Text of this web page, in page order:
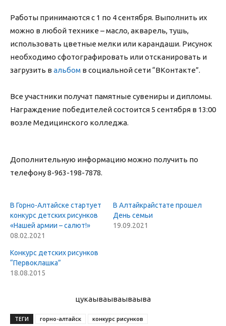
Работы принимаются с 1 по 4 сентября. Выполнить их
можно в любой технике – масло, акварель, тушь,
использовать цветные мелки или карандаши. Рисунок
необходимо сфотографировать или отсканировать и
загрузить в альбом в социальной сети “ВКонтакте”.
Все участники получат памятные сувениры и дипломы.
Награждение победителей состоится 5 сентября в 13:00
возле Медицинского колледжа.
Дополнительную информацию можно получить по
телефону 8-963-198-7878.
В Горно-Алтайске стартует
конкурс детских рисунков
«Нашей армии – салют!»
08.02.2021
В Алтайкрайстате прошел
День семьи
19.09.2021
Конкурс детских рисунков
“Первоклашка”
18.08.2015
цукаываываываыва
ТЕГИ горно-алтайск конкурс рисунков